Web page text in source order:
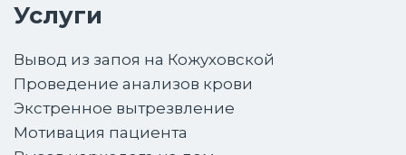
Услуги
Вывод из запоя на Кожуховской
Проведение анализов крови
Экстренное вытрезвление
Мотивация пациента